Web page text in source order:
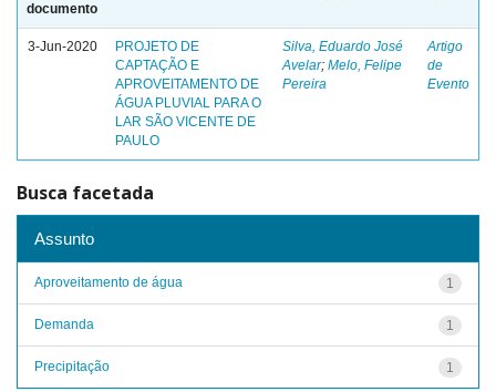
documento
3-Jun-2020
PROJETO DE
CAPTAÇÃO E
APROVEITAMENTO DE
ÁGUA PLUVIAL PARA O
LAR SÃO VICENTE DE
PAULO
Silva, Eduardo José
Avelar; Melo, Felipe
Pereira
Artigo
de
Evento
Busca facetada
Assunto
1
Aproveitamento de água
1
Demanda
1
Precipitação